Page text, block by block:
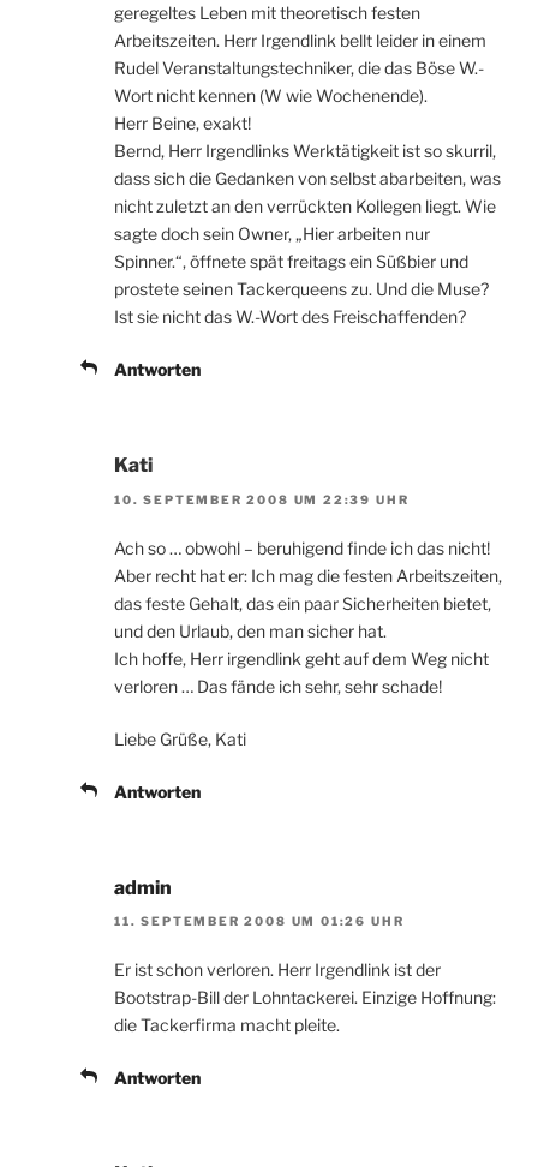
geregeltes Leben mit theoretisch festen
Arbeitszeiten. Herr Irgendlink bellt leider in einem
Rudel Veranstaltungstechniker, die das Böse W.-
Wort nicht kennen (W wie Wochenende).
Herr Beine, exakt!
Bernd, Herr Irgendlinks Werktätigkeit ist so skurril,
dass sich die Gedanken von selbst abarbeiten, was
nicht zuletzt an den verrückten Kollegen liegt. Wie
sagte doch sein Owner, „Hier arbeiten nur
Spinner.“, öffnete spät freitags ein Süßbier und
prostete seinen Tackerqueens zu. Und die Muse?
Ist sie nicht das W.-Wort des Freischaffenden?
Antworten
Kati
10. SEPTEMBER 2008 UM 22:39 UHR
Ach so … obwohl – beruhigend finde ich das nicht!
Aber recht hat er: Ich mag die festen Arbeitszeiten,
das feste Gehalt, das ein paar Sicherheiten bietet,
und den Urlaub, den man sicher hat.
Ich hoffe, Herr irgendlink geht auf dem Weg nicht
verloren … Das fände ich sehr, sehr schade!
Liebe Grüße, Kati
Antworten
admin
11. SEPTEMBER 2008 UM 01:26 UHR
Er ist schon verloren. Herr Irgendlink ist der
Bootstrap-Bill der Lohntackerei. Einzige Hoffnung:
die Tackerfirma macht pleite.
Antworten